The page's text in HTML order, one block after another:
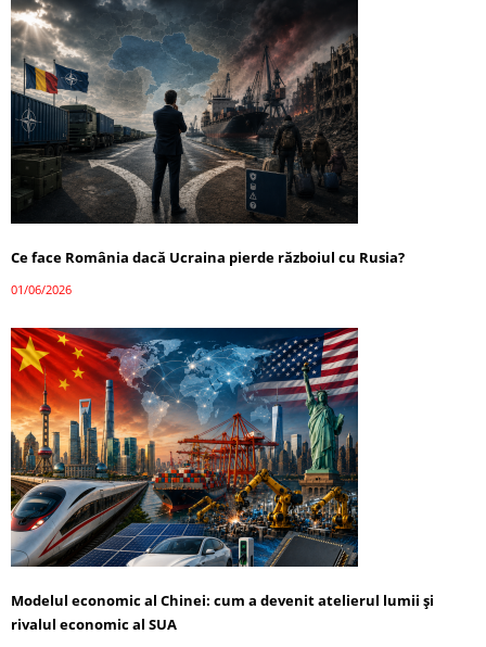
Ce face România dacă Ucraina pierde războiul cu Rusia?
01/06/2026
Modelul economic al Chinei: cum a devenit atelierul lumii și
rivalul economic al SUA